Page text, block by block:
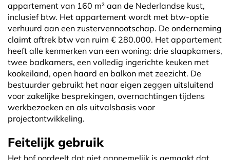
appartement van 160 m² aan de Nederlandse kust,
inclusief btw. Het appartement wordt met btw-optie
verhuurd aan een zustervennootschap. De onderneming
claimt aftrek btw van ruim € 280.000. Het appartement
heeft alle kenmerken van een woning: drie slaapkamers,
twee badkamers, een volledig ingerichte keuken met
kookeiland, open haard en balkon met zeezicht. De
bestuurder gebruikt het naar eigen zeggen uitsluitend
voor zakelijke besprekingen, overnachtingen tijdens
werkbezoeken en als uitvalsbasis voor
projectontwikkeling.
Feitelijk gebruik
Het hof oordeelt dat niet aannemelijk is gemaakt dat